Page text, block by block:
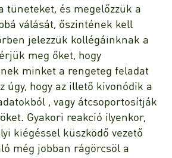
tüneteket, és megelőzzük a
válását, őszintének kell
jelezzük kollégáinknak a
meg őket, hogy
minket a rengeteg feladat
úgy, hogy az illető kivonódik a
, vagy átcsoportosítják
Gyakori reakció ilyenkor,
kiégéssel küszködő vezető
még jobban rágörcsöl a